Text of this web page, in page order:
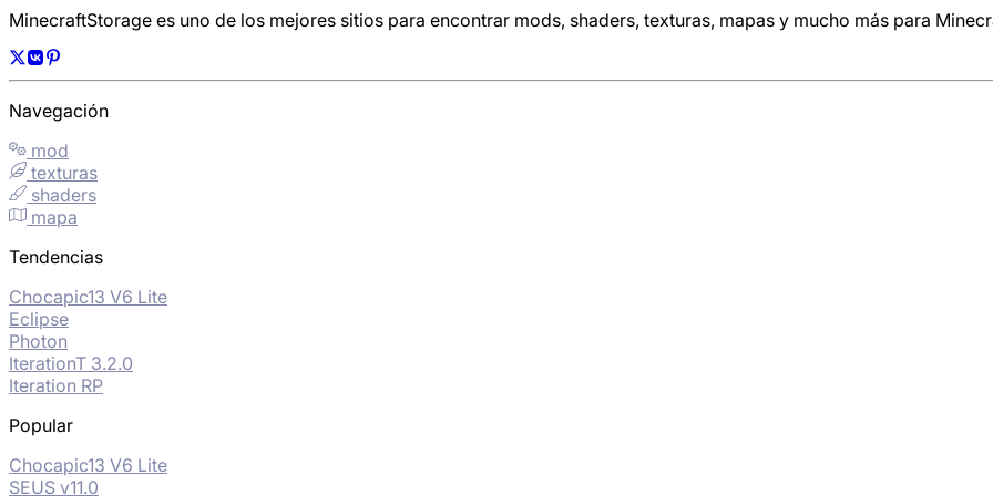
MinecraftStorage es uno de los mejores sitios para encontrar mods, shaders, texturas, mapas y mucho más para
Navegación
mod
texturas
shaders
mapa
Tendencias
Chocapic13 V6 Lite
Eclipse
Photon
IterationT 3.2.0
Iteration RP
Popular
Chocapic13 V6 Lite
SEUS v11.0